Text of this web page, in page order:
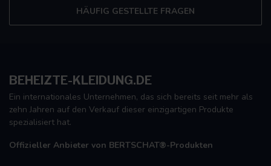
HÄUFIG GESTELLTE FRAGEN
BEHEIZTE-KLEIDUNG.DE
Ein internationales Unternehmen, das sich bereits seit mehr als
zehn Jahren auf den Verkauf dieser einzigartigen Produkte
spezialisiert hat.
Offizieller Anbieter von BERTSCHAT®-Produkten